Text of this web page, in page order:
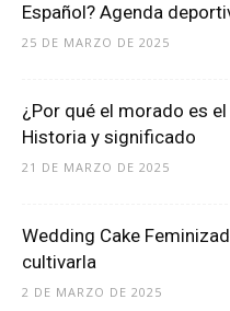
Español? Agenda
25 DE MARZO DE 2025
¿Por qué el morado es
Historia y significado
21 DE MARZO DE 2025
Wedding Cake
cultivarla
2 DE MARZO DE 2025